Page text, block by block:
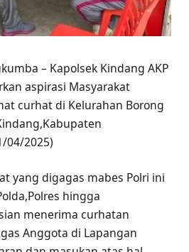
– Kapolsek Kindang AKP
aspirasi Masyarakat
curhat di Kelurahan Borong
04/2025)
yang digagas mabes Polri ini
hingga
menerima curhatan
Anggota di Lapangan